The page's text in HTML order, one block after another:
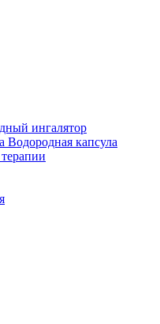
ингалятор
Водородная капсула